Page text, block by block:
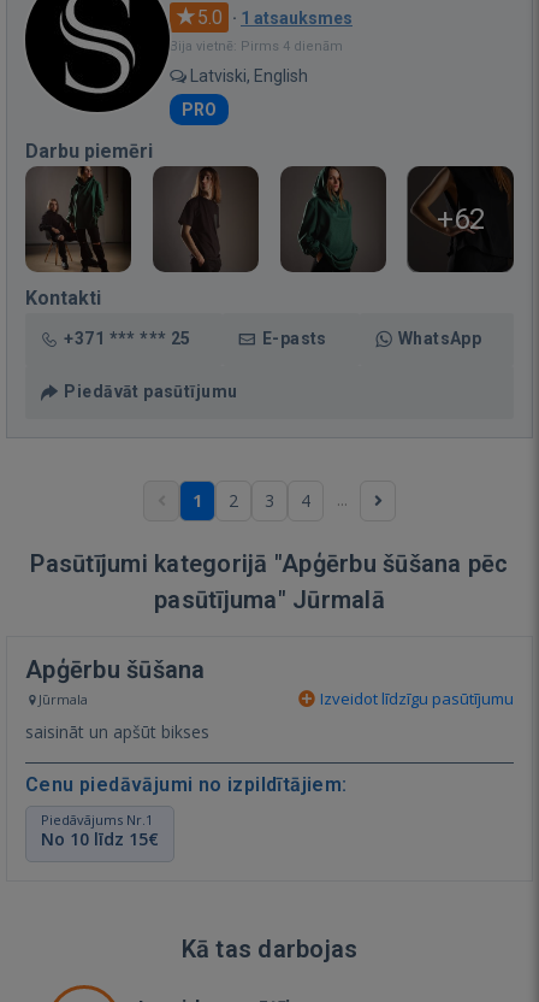
5.0 · 1 atsauksmes
Bija vietnē: Pirms 4 dienām
Latviski, English
PRO
Darbu piemēri
+62
Kontakti
+371 *** *** 25 E-pasts WhatsApp
Piedāvāt pasūtījumu
1 2 3 4 ...
Pasūtījumi kategorijā "Apģērbu šūšana pēc
pasūtījuma" Jūrmalā
Apģērbu šūšana
Jūrmala Izveidot līdzīgu pasūtījumu
saisināt un apšūt bikses
Cenu piedāvājumi no izpildītājiem:
Piedāvājums Nr.1
No 10 līdz 15€
Kā tas darbojas